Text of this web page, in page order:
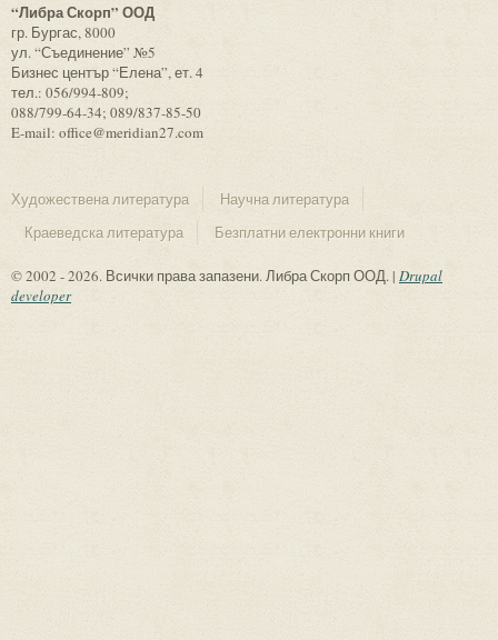
“Либра Скорп” ООД
гр. Бургас, 8000
ул. “Съединение” №5
Бизнес център “Елена”, ет. 4
тел.: 056/994-809;
088/799-64-34; 089/837-85-50
E-mail: office@meridian27.com
Художествена литература
Научна литература
Краеведска литература
Безплатни електронни книги
© 2002 - 2026. Всички права запазени. Либра Скорп ООД. | Drupal
developer